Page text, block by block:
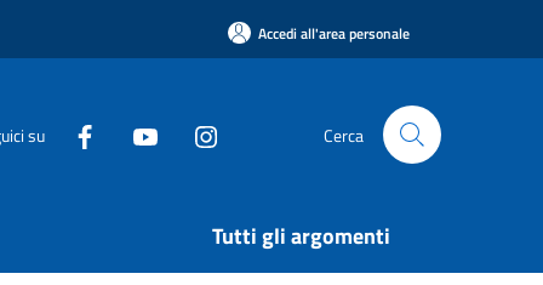
Accedi all'area personale
su Cerca
Tutti gli argomenti